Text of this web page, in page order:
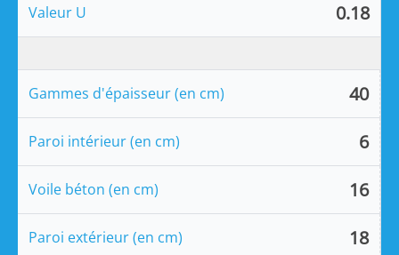
Valeur U 0.18
Gammes d'épaisseur (en cm) 40
Paroi intérieur (en cm) 6
Voile béton (en cm) 16
Paroi extérieur (en cm) 18